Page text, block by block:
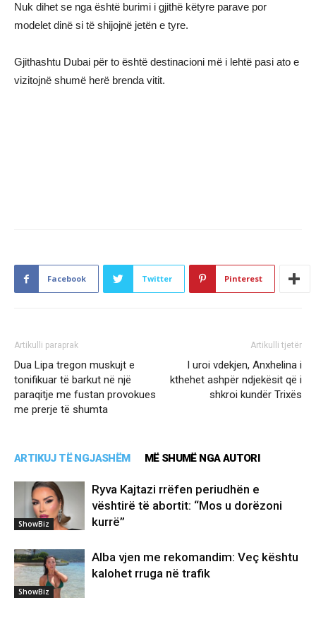
Nuk dihet se nga është burimi i gjithë këtyre parave por
modelet dinë si të shijojnë jetën e tyre.
Gjithashtu Dubai për to është destinacioni më i lehtë pasi ato e
vizitojnë shumë herë brenda vitit.
Facebook Twitter Pinterest
Artikulli paraprak
Dua Lipa tregon muskujt e
tonifikuar të barkut në një
paraqitje me fustan provokues
me prerje të shumta
Artikulli tjetër
I uroi vdekjen, Anxhelina i
kthehet ashpër ndjekësit që i
shkroi kundër Trixës
ARTIKUJ TË NGJASHËM MË SHUMË NGA AUTORI
ShowBiz
Ryva Kajtazi rrëfen periudhën e
vështirë të abortit: “Mos u dorëzoni
kurrë”
ShowBiz
Alba vjen me rekomandim: Veç kështu
kalohet rruga në trafik